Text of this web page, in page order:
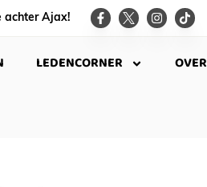
achter Ajax!
LEDENCORNER